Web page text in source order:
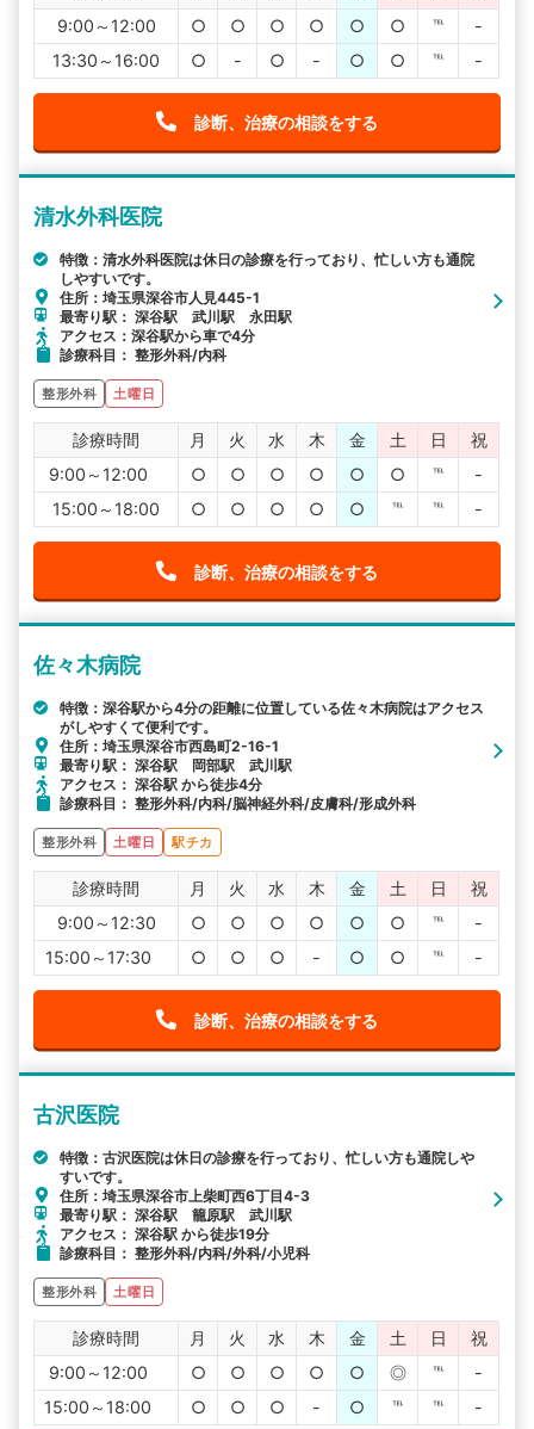
9:00～12:00
○ ○ ○ ○ ○ ○ ℡
-
13:30～16:00
○ - ○ - ○ ○ ℡ -
診断、治療の相談をする
清水外科医院
特徴：清水外科医院は休日の診療を行っており、忙しい方も通院
しやすいです。
住所：埼玉県深谷市人見445-1
最寄り駅： 深谷駅 武川駅 永田駅
アクセス：深谷駅から車で4分
診療科目： 整形外科/内科
整形外科 土曜日
診療時間 月 火 水 木 金 土 日
祝
9:00～12:00
○ ○ ○ ○ ○ ○ ℡
-
15:00～18:00
○ ○ ○ ○ ○ ℡ ℡ -
診断、治療の相談をする
佐々木病院
特徴：深谷駅から4分の距離に位置している佐々木病院はアクセス
がしやすくて便利です。
住所：埼玉県深谷市西島町2-16-1
最寄り駅： 深谷駅 岡部駅 武川駅
アクセス： 深谷駅 から徒歩4分
診療科目： 整形外科/内科/脳神経外科/皮膚科/形成外科
整形外科 土曜日 駅チカ
診療時間 月 火 水 木 金 土 日
祝
9:00～12:30
○ ○ ○ ○ ○ ○ ℡
-
15:00～17:30
○ ○ ○ - ○ ○ ℡ -
診断、治療の相談をする
古沢医院
特徴：古沢医院は休日の診療を行っており、忙しい方も通院しや
すいです。
住所：埼玉県深谷市上柴町西6丁目4-3
最寄り駅： 深谷駅 籠原駅 武川駅
アクセス： 深谷駅 から徒歩19分
診療科目： 整形外科/内科/外科/小児科
整形外科 土曜日
診療時間 月 火 水 木 金 土 日
祝
9:00～12:00
○ ○ ○ ○ ○ ◎ ℡
-
15:00～18:00
○ ○ ○ - ○ ℡ ℡ -